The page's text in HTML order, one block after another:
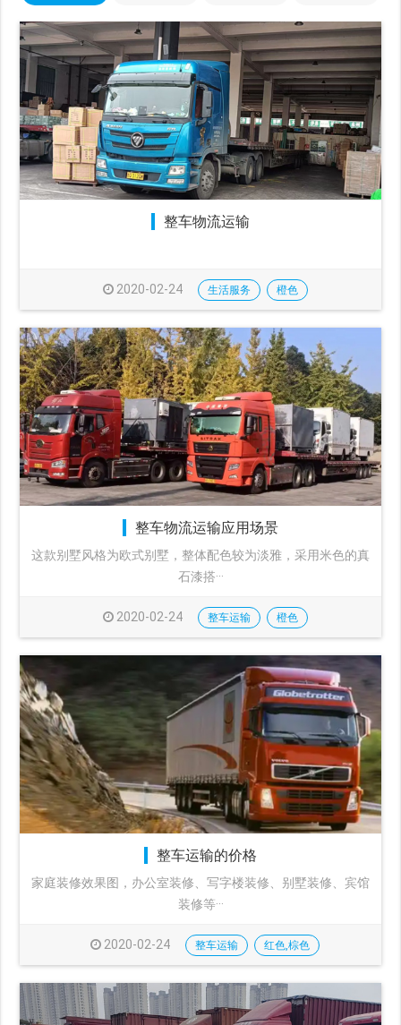
整车物流运输
2020-02-24 生活服务 橙色
整车物流运输应用场景
这款别墅风格为欧式别墅，整体配色较为淡雅，采用米色的真
石漆搭···
2020-02-24 整车运输 橙色
整车运输的价格
家庭装修效果图，办公室装修、写字楼装修、别墅装修、宾馆
装修等···
2020-02-24 整车运输 红色,棕色